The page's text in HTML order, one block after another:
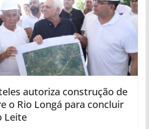
autoriza construção de
o Rio Longá para concluir
Leite